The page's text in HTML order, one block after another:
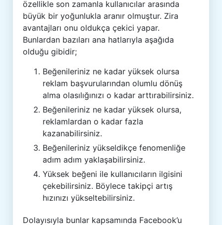
özellikle son zamanla kullanıcılar arasında
büyük bir yoğunlukla aranır olmuştur. Zira
avantajları onu oldukça çekici yapar.
Bunlardan bazıları ana hatlarıyla aşağıda
olduğu gibidir;
Beğenileriniz ne kadar yüksek olursa
reklam başvurularından olumlu dönüş
alma olasılığınızı o kadar arttırabilirsiniz.
Beğenileriniz ne kadar yüksek olursa,
reklamlardan o kadar fazla
kazanabilirsiniz.
Beğenileriniz yükseldikçe fenomenliğe
adım adım yaklaşabilirsiniz.
Yüksek beğeni ile kullanıcıların ilgisini
çekebilirsiniz. Böylece takipçi artış
hızınızı yükseltebilirsiniz.
Dolayısıyla bunlar kapsamında Facebook’u